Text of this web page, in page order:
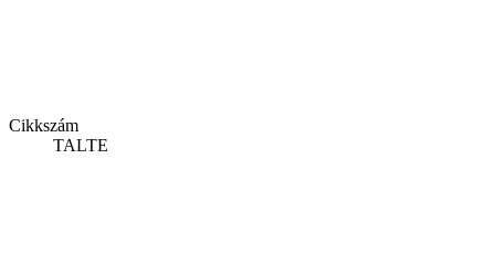
Cikkszám
TALTE